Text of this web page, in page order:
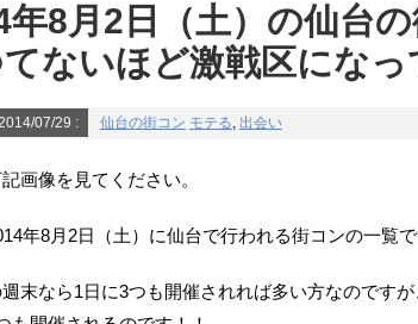
年8月2日（土）の仙台
ないほど激戦区になっ
07/29 : 仙台の街コン モテる, 出会い
画像を見てください。
年8月2日（土）に仙台で行われる街コンの一覧で
末なら1日に3つも開催されれば多い方なのです